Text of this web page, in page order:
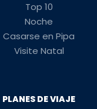
Top 10
Noche
Casarse en Pipa
Visite Natal
PLANES DE VIAJE